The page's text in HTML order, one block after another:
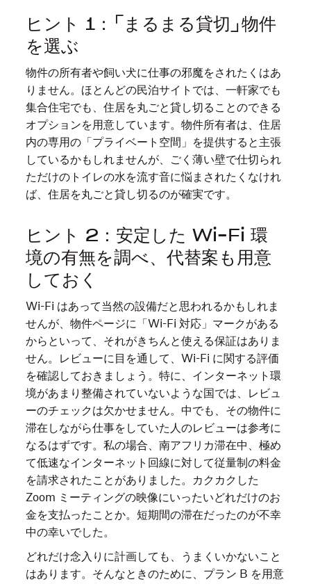
ヒント 1：「まるまる貸切」物件
を選ぶ
物件の所有者や飼い犬に仕事の邪魔をされたくはあ
りません。ほとんどの民泊サイトでは、一軒家でも
集合住宅でも、住居を丸ごと貸し切ることのできる
オプションを用意しています。物件所有者は、住居
内の専用の「プライベート空間」を提供すると主張
しているかもしれませんが、ごく薄い壁で仕切られ
ただけのトイレの水を流す音に悩まされたくなけれ
ば、住居を丸ごと貸し切るのが確実です。
ヒント 2：安定した Wi-Fi 環
境の有無を調べ、代替案も用意
しておく
Wi-Fi はあって当然の設備だと思われるかもしれま
せんが、物件ページに「Wi-Fi 対応」マークがある
からといって、それがきちんと使える保証はありま
せん。レビューに目を通して、Wi-Fi に関する評価
を確認しておきましょう。特に、インターネット環
境があまり整備されていないような国では、レビュ
ーのチェックは欠かせません。中でも、その物件に
滞在しながら仕事をしていた人のレビューは参考に
なるはずです。私の場合、南アフリカ滞在中、極め
て低速なインターネット回線に対して従量制の料金
を請求されたことがありました。カクカクした
Zoom ミーティングの映像にいったいどれだけのお
金を支払ったことか。短期間の滞在だったのが不幸
中の幸いでした。
どれだけ念入りに計画しても、うまくいかないこと
はあります。そんなときのために、プラン B を用意